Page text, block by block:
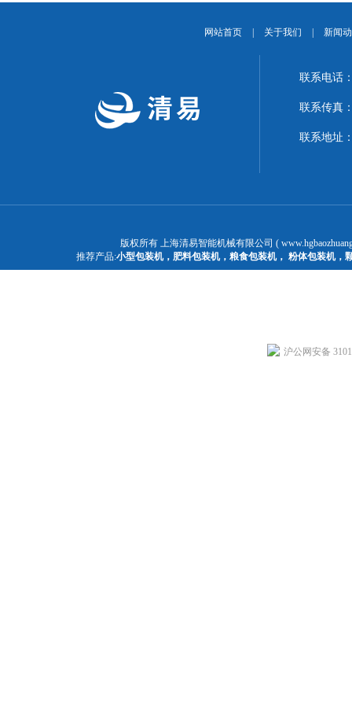
网站首页 关于我们 新闻
联系电话
联系传真
联系地址
版权所有 上海清易智能机械有限公司 (
推荐产品:小型包装机， 肥料包装机， 粮食包装机， 粉体包装机，
沪公网安备